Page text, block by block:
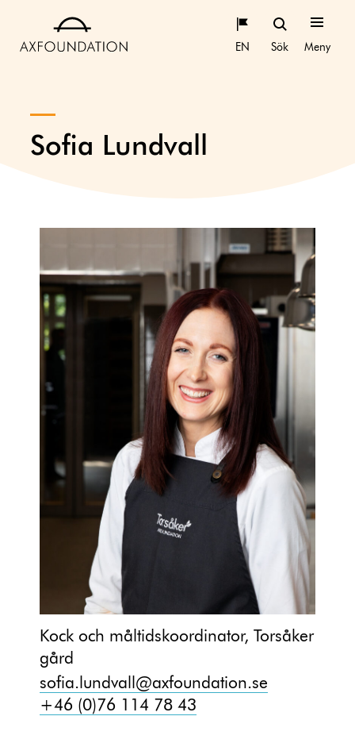
EN Sök Meny
Sofia Lundvall
Kock och måltidskoordinator, Torsåker
gård
sofia.lundvall@axfoundation.se
+46 (0)76 114 78 43